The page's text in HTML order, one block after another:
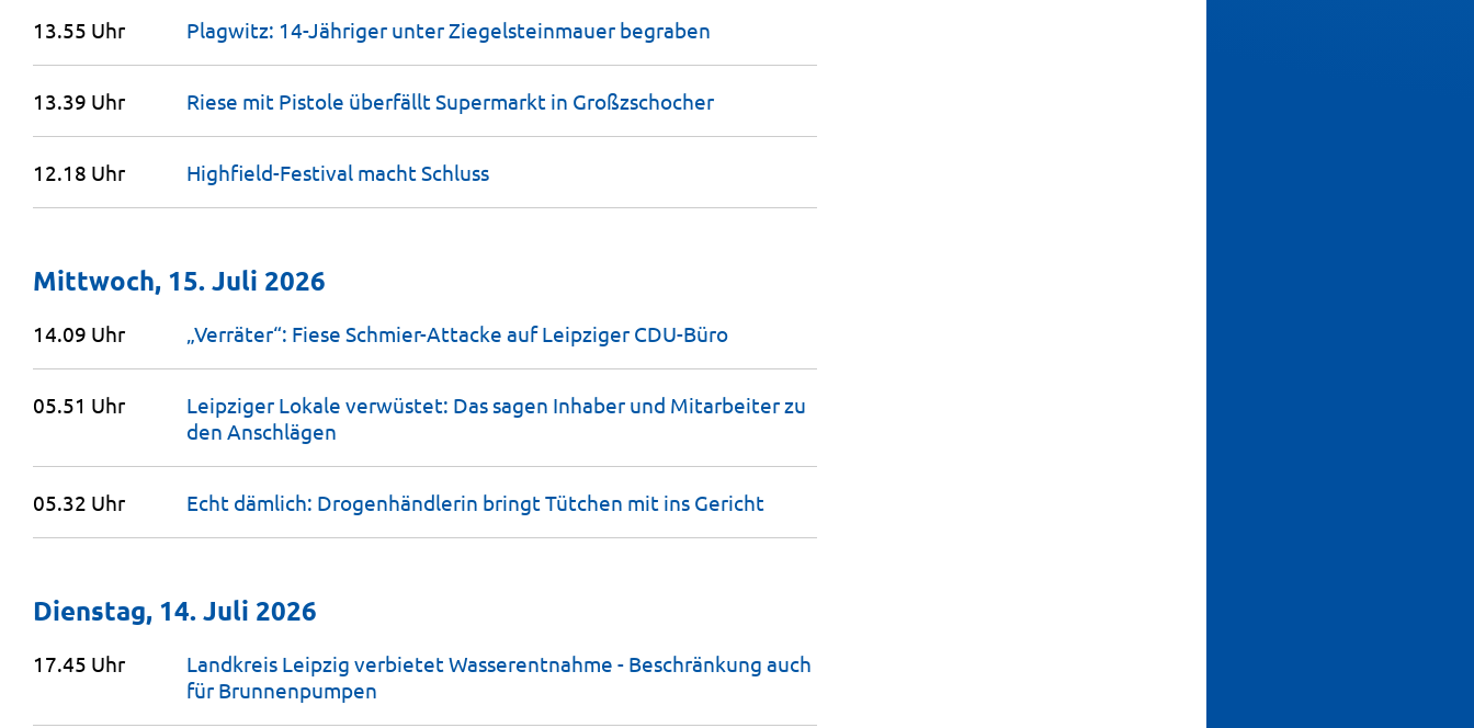
13.55 Uhr Plagwitz: 14-Jähriger unter Ziegelsteinmauer begraben
13.39 Uhr Riese mit Pistole überfällt Supermarkt in Großzschocher
12.18 Uhr Highfield-Festival machtSchluss
Mittwoch, 15. Juli 2026
14.09 Uhr „Verräter“: Fiese Schmier-Attacke auf Leipziger CDU-Büro
05.51 Uhr
Leipziger Lokale verwüstet: Das sagen Inhaber und Mitarbeiter zu
den Anschlägen
05.32 Uhr Echt dämlich: Drogenhändlerin bringt Tütchen mit ins Gericht
Dienstag, 14. Juli 2026
17.45 Uhr
Landkreis Leipzig verbietet Wasserentnahme - Beschränkung auch
für Brunnenpumpen